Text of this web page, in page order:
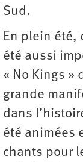
Sud.
En plein été,
été aussi
« No Kings »
grande
dans
été animées
chants pour